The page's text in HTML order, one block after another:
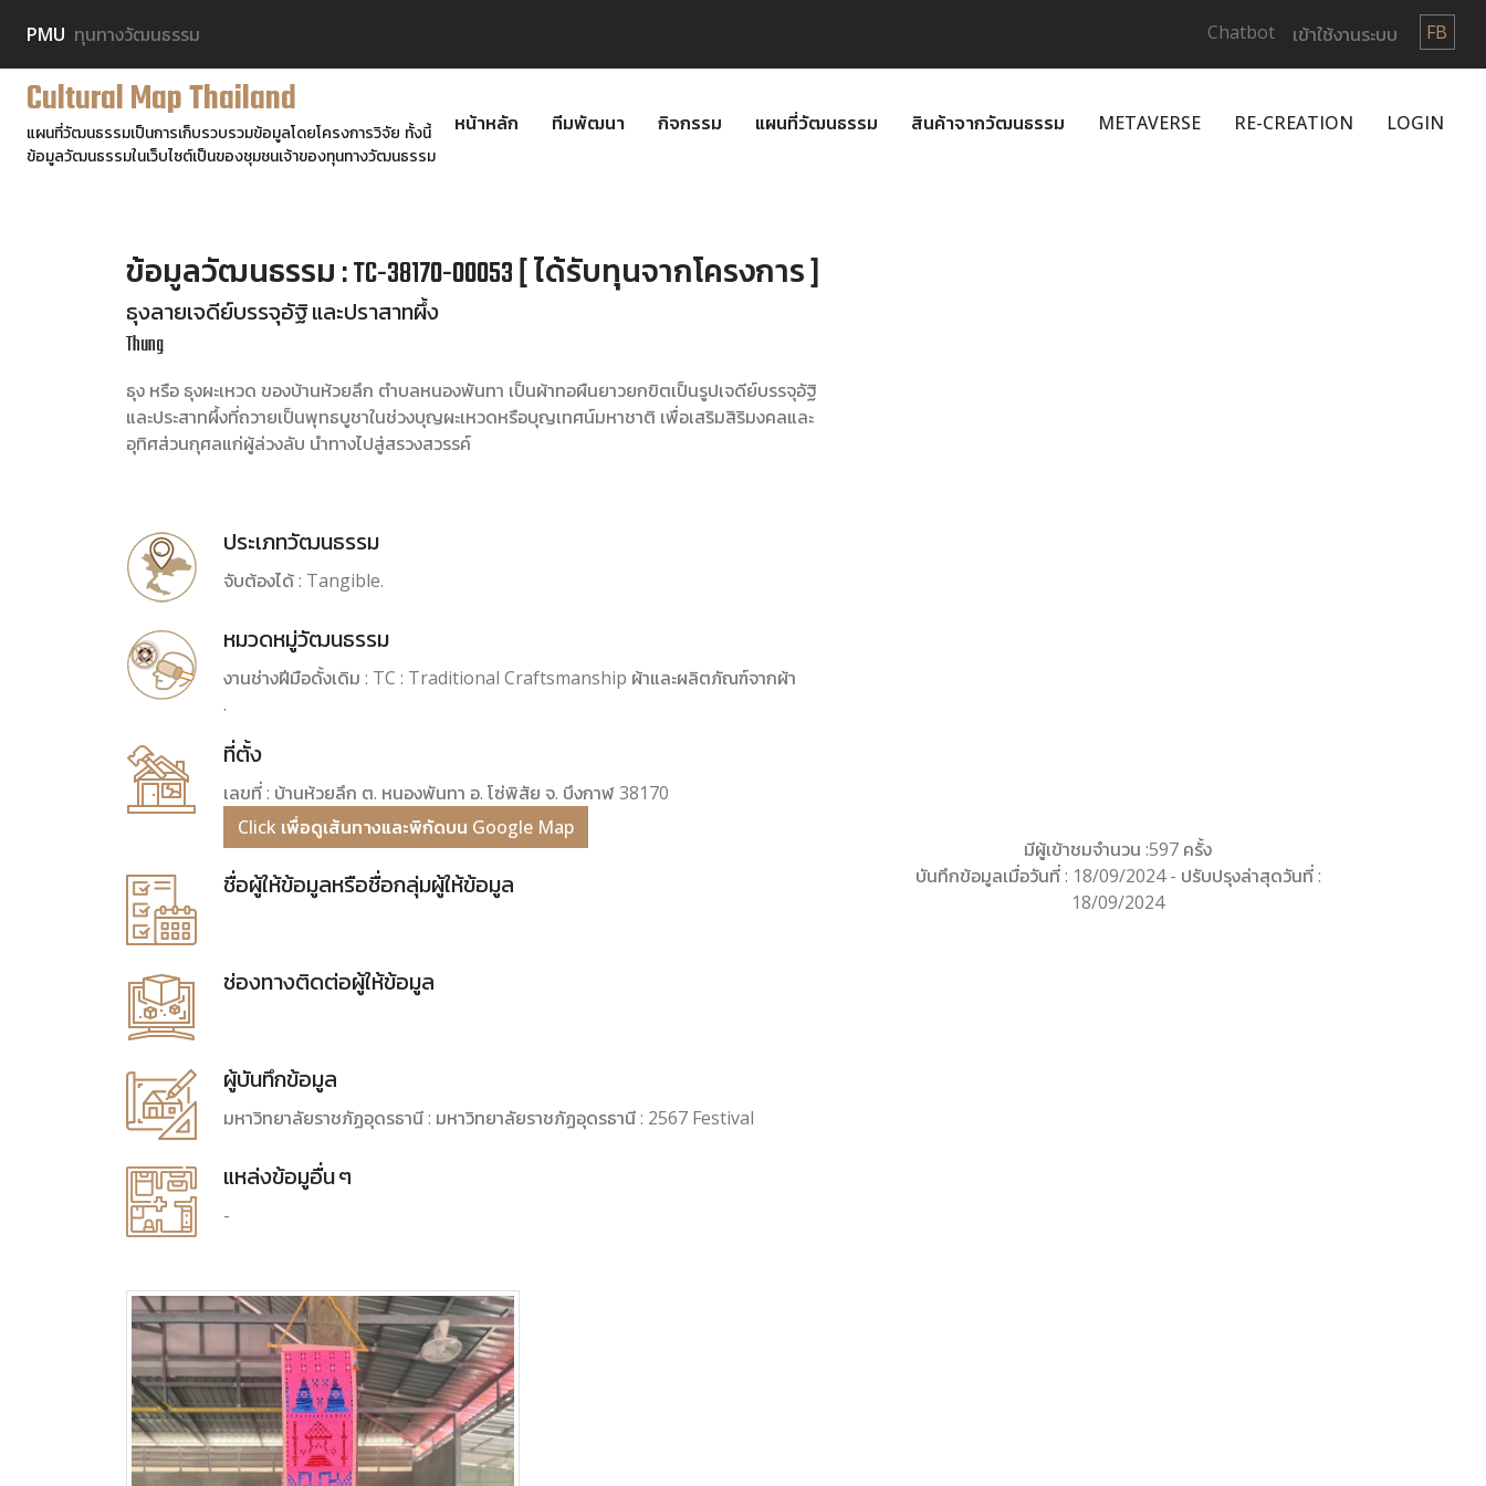
PMU ทุนทางวัฒนธรรม Chatbot เข้าใช้งานระบบ FB
Cultural Map Thailand
แผนที่วัฒนธรรมเป็นการเก็บรวบรวมข้อมูลโดยโครงการวิจัย ทั้งนี้
ข้อมูลวัฒนธรรมในเว็บไซต์เป็นของชุมชนเจ้าของทุนทางวัฒนธรรม
หน้าหลัก ทีมพัฒนา กิจกรรม แผนที่วัฒนธรรม สินค้าจากวัฒนธรรม METAVERSE RE-CREATION LOGIN
ข้อมูลวัฒนธรรม : TC-38170-00053 [ ได้รับทุนจากโครงการ ]
ธุงลายเจดีย์บรรจุอัฐิ และปราสาทผึ้ง
Thung
ธุง หรือ ธุงผะเหวด ของบ้านห้วยลึก ตำบลหนองพันทา เป็นผ้าทอผืนยาวยกขิตเป็นรูปเจดีย์บรรจุอัฐิ
และประสาทผึ้งที่ถวายเป็นพุทธบูชาในช่วงบุญผะเหวดหรือบุญเทศน์มหาชาติ เพื่อเสริมสิริมงคลและ
อุทิศส่วนกุศลแก่ผู้ล่วงลับ นำทางไปสู่สรวงสวรรค์
ประเภทวัฒนธรรม
จับต้องได้ : Tangible.
หมวดหมู่วัฒนธรรม
งานช่างฝีมือดั้งเดิม : TC : Traditional Craftsmanship ผ้าและผลิตภัณฑ์จากผ้า
.
ที่ตั้ง
เลขที่ : บ้านห้วยลึก ต. หนองพันทา อ. โซ่พิสัย จ. บึงกาฬ 38170
Click เพื่อดูเส้นทางและพิกัดบน Google Map
ชื่อผู้ให้ข้อมูลหรือชื่อกลุ่มผู้ให้ข้อมูล
ช่องทางติดต่อผู้ให้ข้อมูล
ผู้บันทึกข้อมูล
มหาวิทยาลัยราชภัฏอุดรธานี : มหาวิทยาลัยราชภัฏอุดรธานี : 2567 Festival
แหล่งข้อมูอื่น ๆ
-
มีผู้เข้าชมจำนวน :597 ครั้ง
บันทึกข้อมูลเมื่อวันที่ : 18/09/2024 - ปรับปรุงล่าสุดวันที่ :
18/09/2024